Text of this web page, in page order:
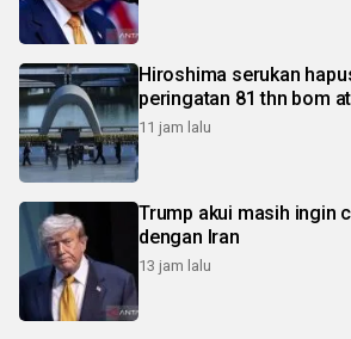
Hiroshima serukan
peringatan 81 thn bom
11 jam lalu
Trump akui masih ingin
dengan Iran
13 jam lalu